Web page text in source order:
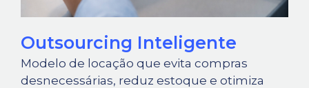
Outsourcing Inteligente
Modelo de locação que evita compras
desnecessárias, reduz estoque e otimiza